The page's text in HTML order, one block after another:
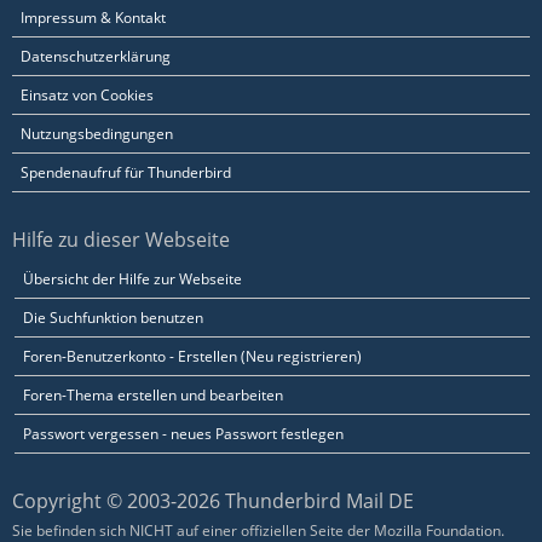
Impressum & Kontakt
Datenschutzerklärung
Einsatz von Cookies
Nutzungsbedingungen
Spendenaufruf für Thunderbird
Hilfe zu dieser Webseite
Übersicht der Hilfe zur Webseite
Die Suchfunktion benutzen
Foren-Benutzerkonto - Erstellen (Neu registrieren)
Foren-Thema erstellen und bearbeiten
Passwort vergessen - neues Passwort festlegen
Copyright © 2003-2026 Thunderbird Mail DE
Sie befinden sich NICHT auf einer offiziellen Seite der Mozilla Foundation.